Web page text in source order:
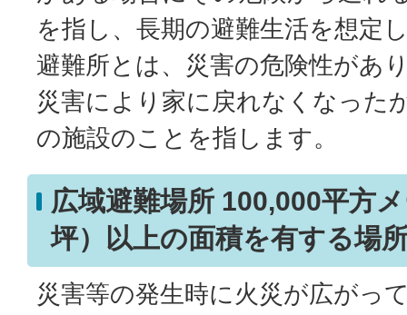
を指し、長期の避難生活を想定
避難所とは、災害の危険性があ
災害により家に戻れなくなった
の施設のことを指します。
広域避難場所 100,000平方
坪）以上の面積を有する場
災害等の発生時に火災が広がっ